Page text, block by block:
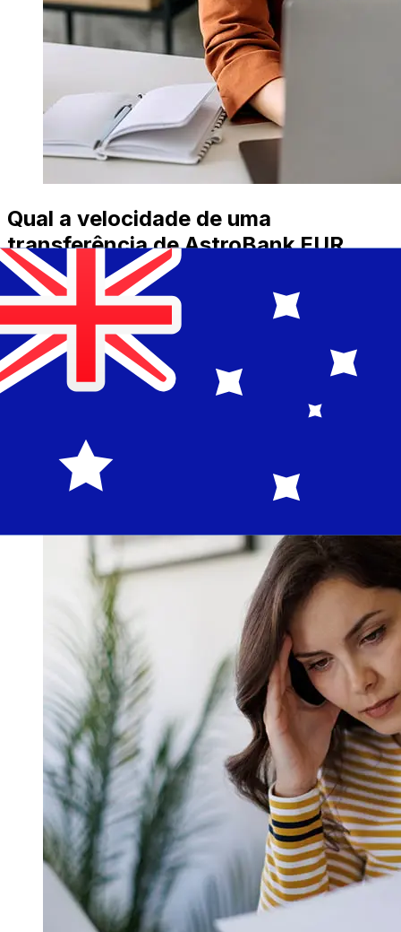
Qual a velocidade de uma
transferência de AstroBank EUR
para AUD ?
Os prazos de entrega para transferências internacionais
com AstroBank de Países Membros do Euro para
Austrália variam de acordo com o método de
pagamento e o horário da transação. Normalmente, as
transferências bancárias internacionais levam de 1 a 5
dias úteis. Fatores como feriados bancários e
verificações de segurança também podem afetar a
entrega. Verifique os horários limite de AstroBank Public
Company para evitar atrasos.